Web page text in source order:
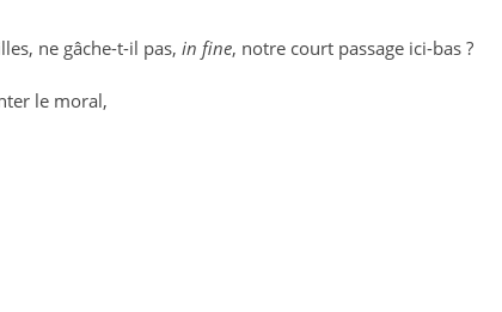
ne gâche-t-il pas, in fine, notre court passage ici-bas ?
le moral,